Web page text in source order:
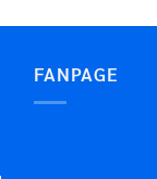
FANPAGE